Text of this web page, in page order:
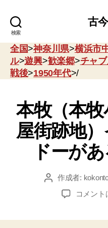
検索
古
全国>神奈川県>横浜市
ル>遊興>歓楽郷>チャ
戦後>1950年代>/
本牧（本
屋街跡地
ドーが
投 作成者:
本
コメント